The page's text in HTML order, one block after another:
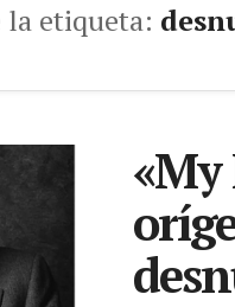
la etiqueta:
«My